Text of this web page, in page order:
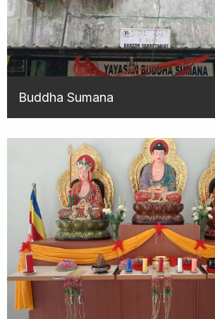
Buddha Sumana